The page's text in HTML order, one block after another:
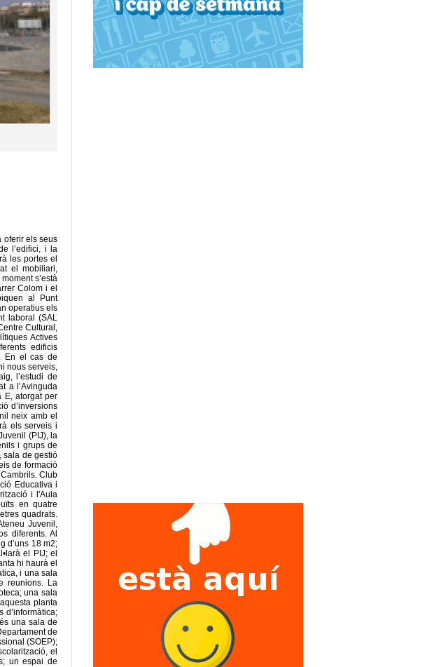
oferir els seus
l’edifici, i la
les portes el
el mobiliari,
s’està
Colom i el
al Punt
operatius els
laboral (SAL
Cultural,
Actives
edificis
En el cas de
nous serveis,
l’estudi de
a l’Avinguda
E, atorgat per
d’inversions
neix amb el
els serveis i
(PIJ), la
i grups de
sala de gestió
de formació
Club
Educativa i
i l'Aula
en quatre
quadrats.
Juvenil,
diferents. Al
d’uns 18 m2;
el PIJ; el
hi haurà el
i una sala
reunions. La
una sala
planta
d’informàtica;
una sala de
de
(SOEP);
el
un espai de